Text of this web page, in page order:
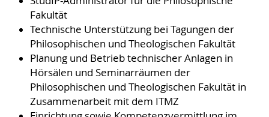
Fakultät
Technische Unterstützung bei Tagungen der
Philosophischen und Theologischen Fakultät
Planung und Betrieb technischer Anlagen in
Hörsälen und Seminarräumen der
Philosophischen und Theologischen Fakultät in
Zusammenarbeit mit dem ITMZ